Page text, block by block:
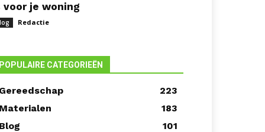
voor je woning
Redactie
POPULAIRE CATEGORIEËN
Gereedschap
223
Materialen
183
Blog
101